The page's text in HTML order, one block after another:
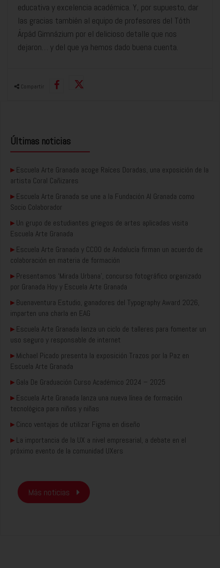
educativa y excelencia académica. Y, por supuesto, dar
las gracias también al equipo de profesores del Tóth
Árpád Gimnázium por el delicioso detalle que nos
dejaron… y del que ya hemos dado buena cuenta.
Compartir
Últimas noticias
▸Escuela Arte Granada acoge Raíces Doradas, una exposición de la
artista Coral Cañizares
▸Escuela Arte Granada se une a la Fundación AI Granada como
Socio Colaborador
▸Un grupo de estudiantes griegos de artes aplicadas visita
Escuela Arte Granada
▸Escuela Arte Granada y CCOO de Andalucía firman un acuerdo de
colaboración en materia de formación
▸Presentamos ‘Mirada Urbana’, concurso fotográfico organizado
por Granada Hoy y Escuela Arte Granada
▸Buenaventura Estudio, ganadores del Typography Award 2026,
imparten una charla en EAG
▸Escuela Arte Granada lanza un ciclo de talleres para fomentar un
uso seguro y responsable de internet
▸Michael Picado presenta la exposición Trazos por la Paz en
Escuela Arte Granada
▸Gala De Graduación Curso Académico 2024 – 2025
▸Escuela Arte Granada lanza una nueva línea de formación
tecnológica para niños y niñas
▸Cinco ventajas de utilizar Figma en diseño
▸La importancia de la UX a nivel empresarial, a debate en el
próximo evento de la comunidad UXers
Más noticias